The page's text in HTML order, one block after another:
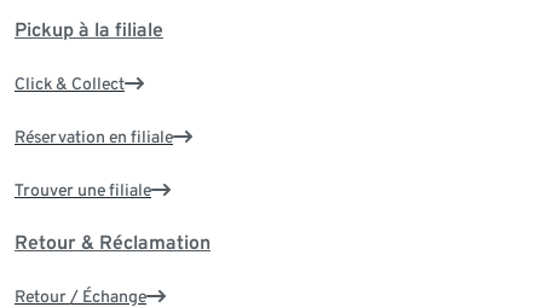
Pickup à la filiale
Click & Collect
Réservation en filiale
Trouver une filiale
Retour & Réclamation
Retour / Échange